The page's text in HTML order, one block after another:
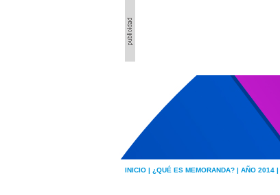
INICIO | ¿QUÉ ES MEMORANDA? | AÑO 2014 |